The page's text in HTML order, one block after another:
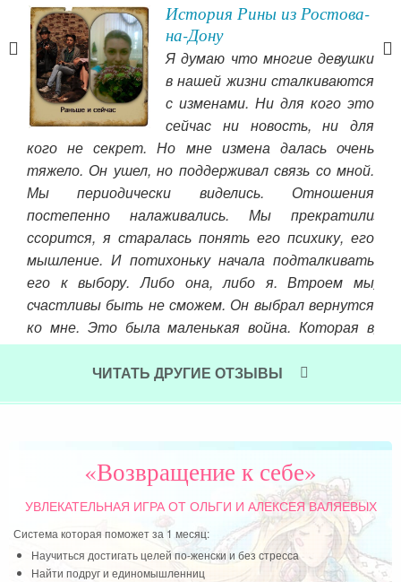
История Рины из Ростова-
на-Дону
Я думаю что многие девушки
в нашей жизни сталкиваются
с изменами. Ни для кого это
сейчас ни новость, ни для
кого не секрет. Но мне измена далась очень
тяжело. Он ушел, но поддерживал связь со мной.
Мы периодически виделись. Отношения
постепенно налаживались. Мы прекратили
ссорится, я старалась понять его психику, его
мышление. И потихоньку начала подталкивать
его к выбору. Либо она, либо я. Втроем мы
счастливы быть не сможем. Он выбрал вернутся
ко мне. Это была маленькая война. Которая в
тихом режиме длится до сих пор. Я очень тяжело
переживаю разрывы, даже других людей. Наверно
ЧИТАТЬ ДРУГИЕ ОТЗЫВЫ
«Возвращение к себе»
УВЛЕКАТЕЛЬНАЯ ИГРАОТ ОЛЬГИ И АЛЕКСЕЯ ВАЛЯЕВЫХ
Система которая поможет за 1 месяц:
Научиться достигать целей по-женски и без стресса
Найти подруг и единомышленниц